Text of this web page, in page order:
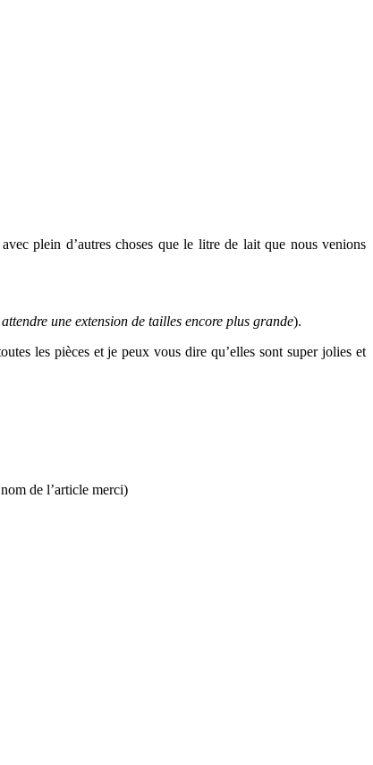
plein d’autres choses que le litre de lait que nous venions
une extension de tailles encore plus grande).
les pièces et je peux vous dire qu’elles sont super jolies et
de l’article merci)